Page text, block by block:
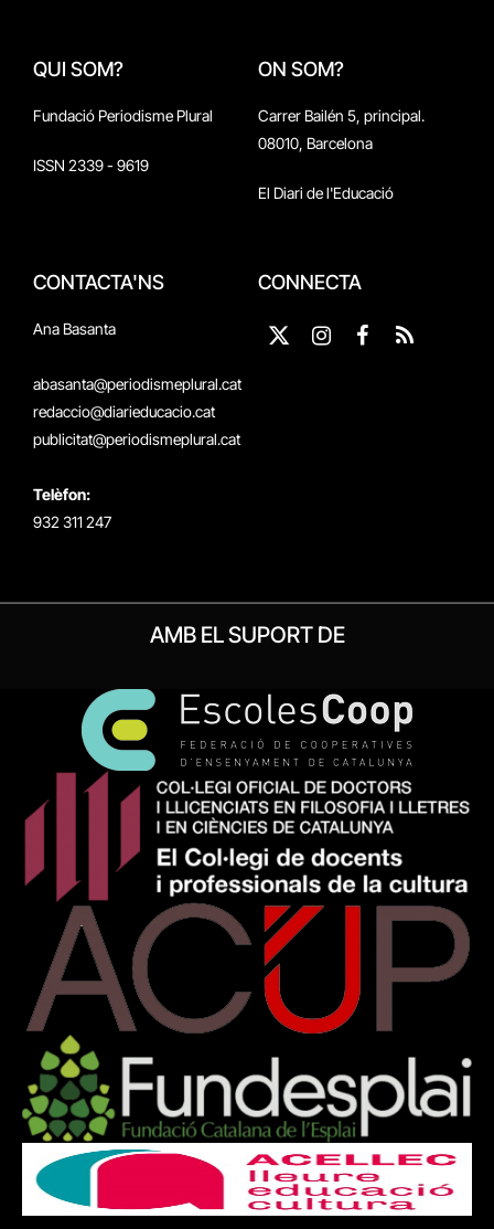
QUI SOM?
Fundació Periodisme Plural
ISSN 2339 - 9619
ON SOM?
Carrer Bailén 5, principal.
08010, Barcelona
El Diari de l'Educació
CONTACTA'NS
Ana Basanta
abasanta@periodismeplural.cat
redaccio@diarieducacio.cat
publicitat@periodismeplural.cat
Telèfon:
932 311 247
CONNECTA
X
Instagram
Facebook
RSS
AMB EL SUPORT DE